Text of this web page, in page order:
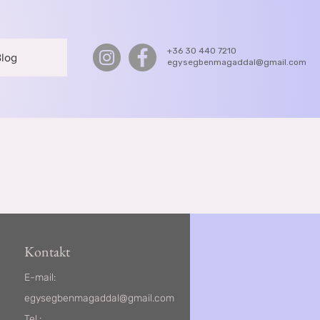
+36 30 440 7210
egysegbenmagaddal@gmail.com
Kontakt
E-mail:
egysegbenmagaddal@gmail.com